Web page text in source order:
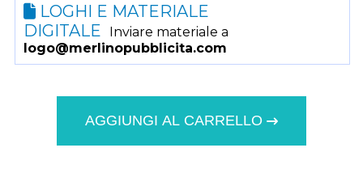
LOGHI E MATERIALE
DIGITALE
Inviare materiale a
logo@merlinopubblicita.com
AGGIUNGI AL CARRELLO